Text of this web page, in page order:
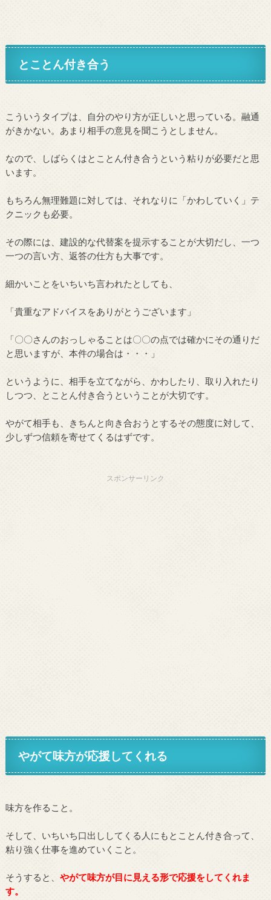
とことん付き合う
こういうタイプは、自分のやり方が正しいと思っている。融通
がきかない。あまり相手の意見を聞こうとしません。
なので、しばらくはとことん付き合うという粘りが必要だと思
います。
もちろん無理難題に対しては、それなりに「かわしていく」テ
クニックも必要。
その際には、建設的な代替案を提示することが大切だし、一つ
一つの言い方、返答の仕方も大事です。
細かいことをいちいち言われたとしても、
「貴重なアドバイスをありがとうございます」
「〇〇さんのおっしゃることは〇〇の点では確かにその通りだ
と思いますが、本件の場合は・・・」
というように、相手を立てながら、かわしたり、取り入れたり
しつつ、とことん付き合うということが大切です。
やがて相手も、きちんと向き合おうとするその態度に対して、
少しずつ信頼を寄せてくるはずです。
スポンサーリンク
やがて味方が応援してくれる
味方を作ること。
そして、いちいち口出ししてくる人にもとことん付き合って、
粘り強く仕事を進めていくこと。
そうすると、 やがて味方が目に見える形で応援をしてくれま
す。